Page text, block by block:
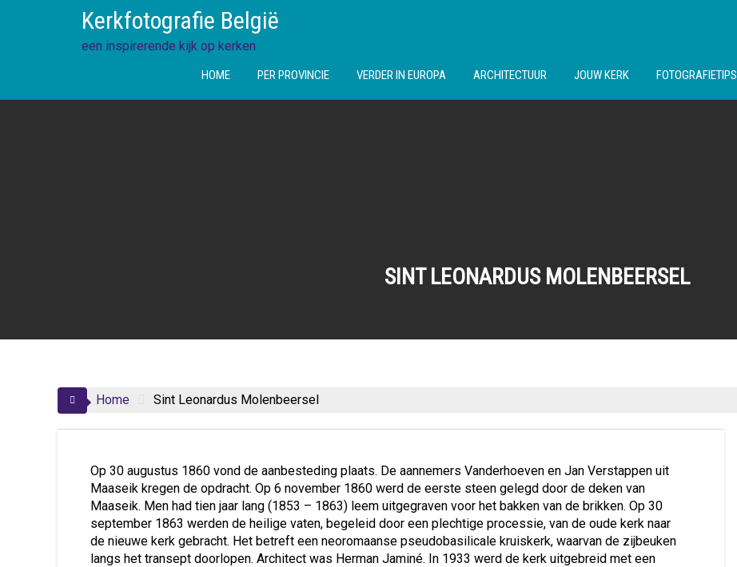
Kerkfotografie België
een inspirerende kijk op kerken
HOME PER PROVINCIE VERDER IN EUROPA ARCHITECTUUR JOUW KERK FOTOGRAFIETIPS
SINT LEONARDUS MOLENBEERSEL
Home Sint Leonardus Molenbeersel
Op 30 augustus 1860 vond de aanbesteding plaats. De aannemers Vanderhoeven en Jan Verstappen uit
Maaseik kregen de opdracht. Op 6 november 1860 werd de eerste steen gelegd door de deken van
Maaseik. Men had tien jaar lang (1853 – 1863) leem uitgegraven voor het bakken van de brikken. Op 30
september 1863 werden de heilige vaten, begeleid door een plechtige processie, van de oude kerk naar
de nieuwe kerk gebracht. Het betreft een neoromaanse pseudobasilicale kruiskerk, waarvan de zijbeuken
langs het transept doorlopen. Architect was Herman Jaminé. In 1933 werd de kerk uitgebreid met een